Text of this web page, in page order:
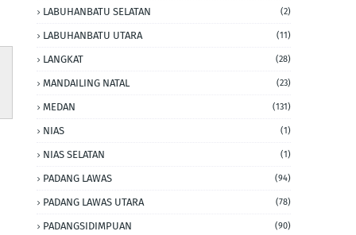
LABUHANBATU SELATAN (2)
LABUHANBATU UTARA (11)
LANGKAT (28)
MANDAILING NATAL (23)
MEDAN (131)
NIAS (1)
NIAS SELATAN (1)
PADANG LAWAS (94)
PADANG LAWAS UTARA (78)
PADANGSIDIMPUAN (90)